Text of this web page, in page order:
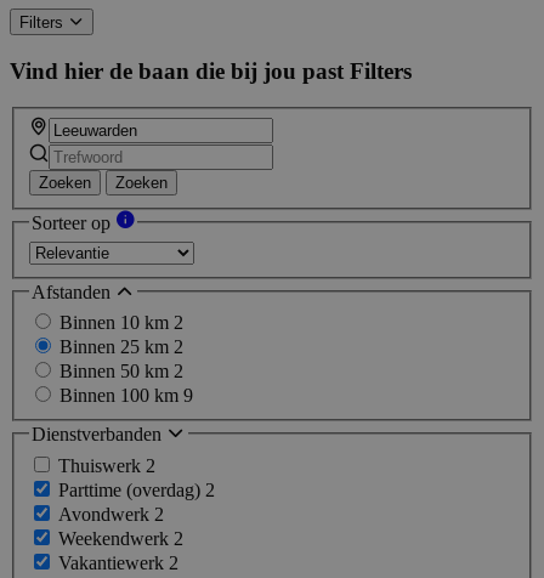
Filters
Vind hier de baan die bij jou past Filters
Zoeken Zoeken
Sorteer op
Afstanden
Binnen 10 km 2
Binnen 25 km 2
Binnen 50 km 2
Binnen 100 km 9
Dienstverbanden
Thuiswerk 2
Parttime (overdag) 2
Avondwerk 2
Weekendwerk 2
Vakantiewerk 2